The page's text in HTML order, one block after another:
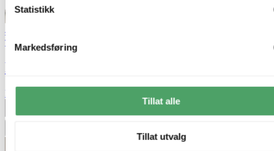
Statistikk
Markedsføring
Tillat alle
Tillat utvalg
40% ved kjøp av 2 eller flere
Trio Lighting
Franklin LED uplight 2lys 180cm grå
kr 5 999,-
Produktdatablad